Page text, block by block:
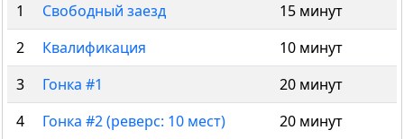
1 Свободный заезд
15 минут
2
Квалификация
10 минут
3
Гонка #1
20 минут
4
Гонка #2 (реверс: 10 мест) 20 минут